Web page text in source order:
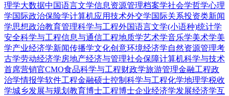
理学大数据中国语言文学信息资源管理档案学社会学哲学心理
学国际政治保险学计算机应用技术外交学国际关系投资类新闻
学思想政治教育管理科学与工程外国语言文学(小语种)统计学
安全科学与工程信息与通信工程地质学艺术学音乐学美术学美
学产业经济学新闻传播学文化创意环境经济学自然资源管理考
古学劳动经济学房地产经济与管理社会保障计算机科学与技术
首席营销官CMO食品科学与工程财政学旅游管理金融工程政
治学情报学软件工程金融硕士控制科学与工程化学地理学税收
学城乡发展与规划 教育博士工程博士企业经济学发展经济学互